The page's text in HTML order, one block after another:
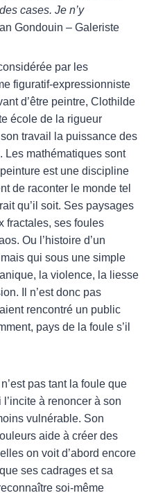
cases. Je n’y
Gondouin – Galeriste
par les
figuratif-expressionniste
d’être peintre, Clothilde
école de la rigueur
travail la puissance des
Les mathématiques sont
est une discipline
de raconter le monde tel
qu’il soit. Ses paysages
fractales, ses foules
Ou l’histoire d’un
qui sous une simple
la violence, la liesse
Il n’est donc pas
rencontré un public
pays de la foule s’il
pas tant la foule que
l’incite à renoncer à son
vulnérable. Son
aide à créer des
on voit d’abord encore
ses cadrages et sa
soi-même